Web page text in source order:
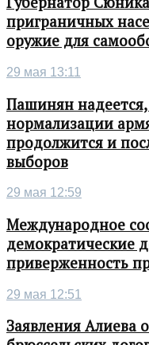
приграничных
оружие для
29 мая 13:11
Пашинян
нормализации
продолжится и
выборов
29 мая 12:59
Международное
демократические
приверженность
29 мая 12:51
Заявления Алиева